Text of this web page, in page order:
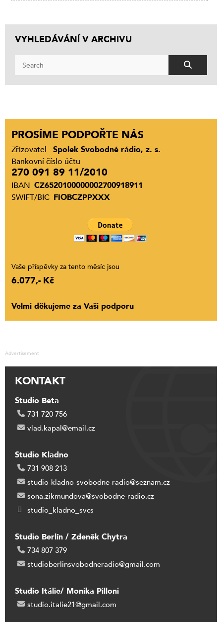
VYHLEDÁVÁNÍ V ARCHIVU
PROSÍME PODPOŘTE NÁS
Zřizovatel
Spolek Svobodné rádio, z. s.
Bankovní číslo účtu
270 091 89 11/2010
IBAN CZ6520100000002700918911
SWIFT/BIC FIOBCZPPXXX
Vaše příspěvky za tento měsíc jsou
6.077,- Kč
Velmi děkujeme za Vaši podporu
Advertisement
KONTAKT
Studio Beta
731 720 756
vlad.kapal@email.cz
Studio Kladno
731 908 213
studio-kladno-svobodne-radio@seznam.cz
sona.zikmundova@svobodne-radio.cz
studio_kladno_svcs
Studio Berlín / Zdeněk Chytra
734 807 379
studioberlinsvobodneradio@gmail.com
Studio Itálie/ Monika Pilloni
studio.italie21@gmail.com